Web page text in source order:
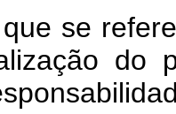
se
do